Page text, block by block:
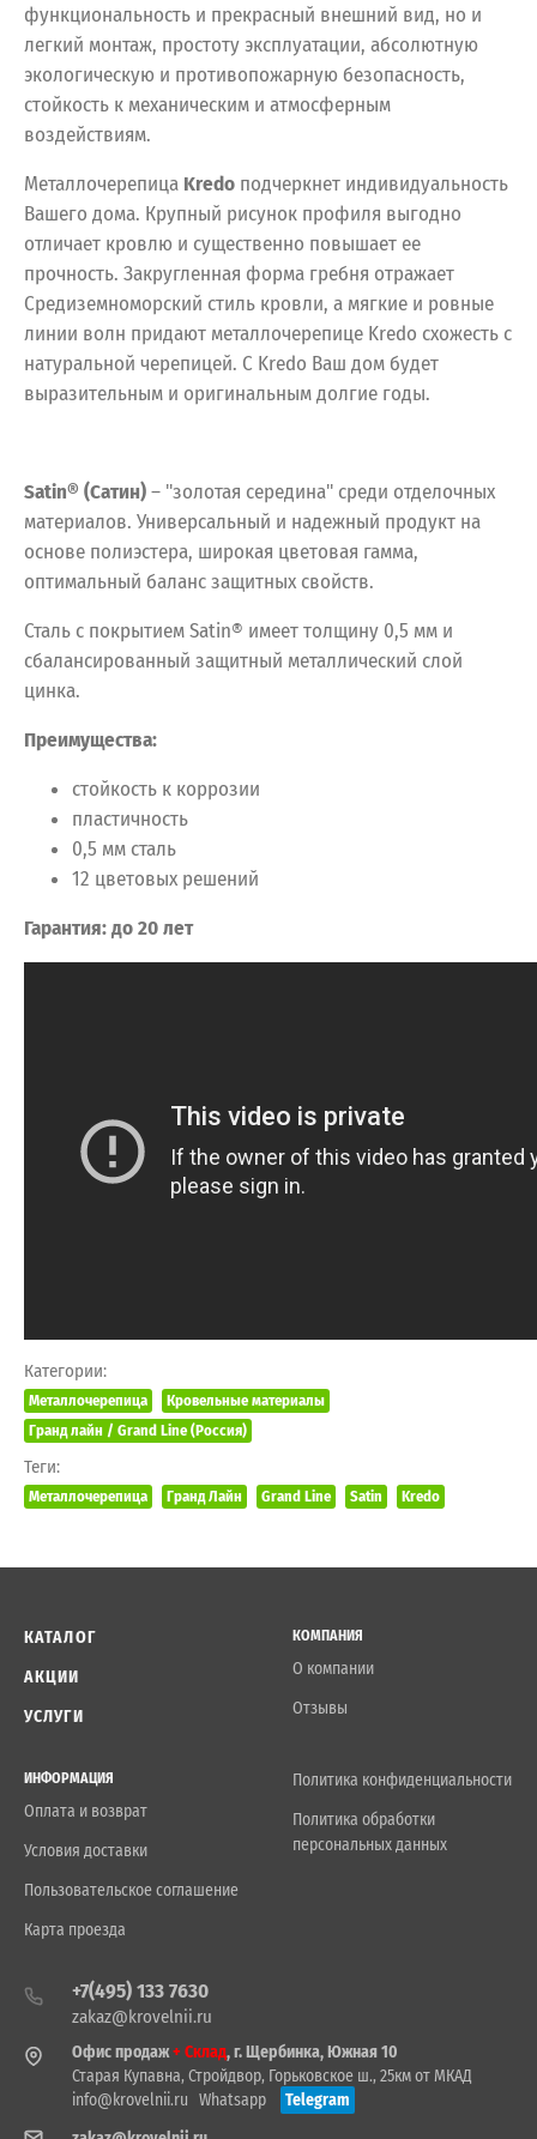
функциональность и прекрасный внешний вид, но и
легкий монтаж, простоту эксплуатации, абсолютную
экологическую и противопожарную безопасность,
стойкость к механическим и атмосферным
воздействиям.
Металлочерепица Kredo подчеркнет индивидуальность
Вашего дома. Крупный рисунок профиля выгодно
отличает кровлю и существенно повышает ее
прочность. Закругленная форма гребня отражает
Средиземноморский стиль кровли, а мягкие и ровные
линии волн придают металлочерепице Kredo схожесть с
натуральной черепицей. С Kredo Ваш дом будет
выразительным и оригинальным долгие годы.
Satin® (Сатин)– "золотая середина" среди отделочных
материалов. Универсальный и надежный продукт на
основе полиэстера, широкая цветовая гамма,
оптимальный баланс защитных свойств.
Сталь с покрытием Satin® имеет толщину 0,5 мм и
сбалансированный защитный металлический слой
цинка.
Преимущества:
стойкость к коррозии
пластичность
0,5 мм сталь
12 цветовых решений
Гарантия: до 20 лет
Категории:
Металлочерепица
Кровельные материалы
Гранд лайн / Grand Line (Россия)
Теги:
Металлочерепица Гранд Лайн Grand Line Satin Kredo
КАТАЛОГ
АКЦИИ
УСЛУГИ
КОМПАНИЯ
О компании
Отзывы
ИНФОРМАЦИЯ
Оплата и возврат
Условия доставки
Пользовательское соглашение
Карта проезда
Политика конфиденциальности
Политика обработки
персональных данных
+7(495) 133 7630
zakaz@krovelnii.ru
Офис продаж+ Склад, г. Щербинка, Южная 10
Старая Купавна, Стройдвор, Горьковское ш., 25км от МКАД
info@krovelnii.ru Whatsapp
Telegram